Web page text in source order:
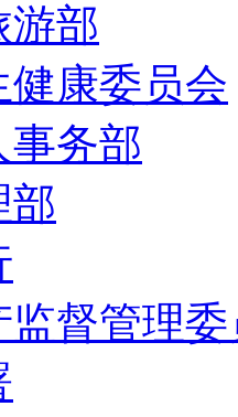
游部
健康委员会
事务部
部
监督管理